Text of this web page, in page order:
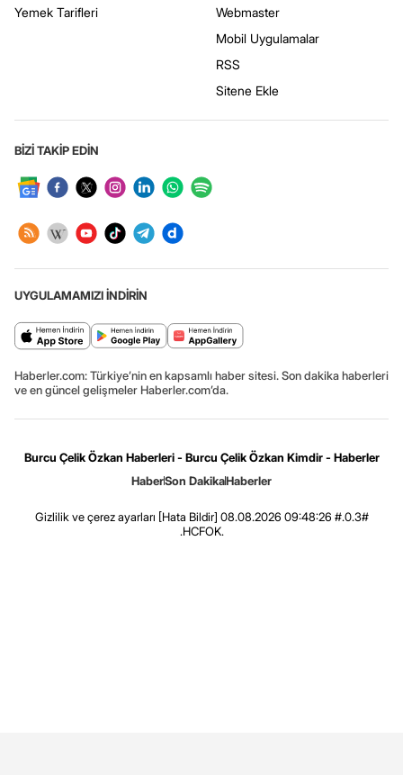
Yemek Tarifleri
Webmaster
Mobil Uygulamalar
RSS
Sitene Ekle
BİZİ TAKİP EDİN
UYGULAMAMIZI İNDİRİN
Haberler.com: Türkiye’nin en kapsamlı haber sitesi. Son dakika haberleri
ve en güncel gelişmeler Haberler.com’da.
Burcu Çelik Özkan Haberleri - Burcu Çelik Özkan Kimdir - Haberler
HaberSon DakikaHaberler
Gizlilik ve çerez ayarları [Hata Bildir] 08.08.2026 09:48:26 #.0.3#
.HCFOK.